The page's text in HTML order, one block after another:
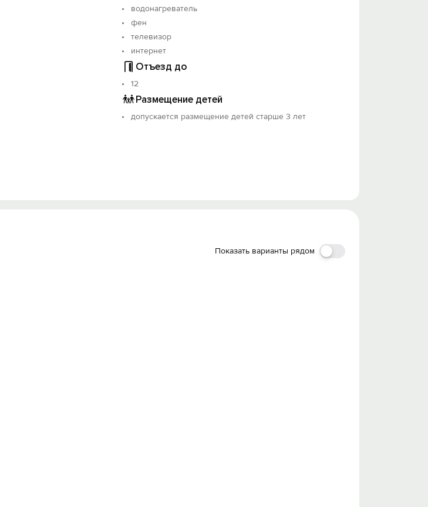
водонагреватель
фен
телевизор
интернет
Отъезд до
12
Размещение детей
допускается размещение детей старше 3 лет
Показать варианты рядом